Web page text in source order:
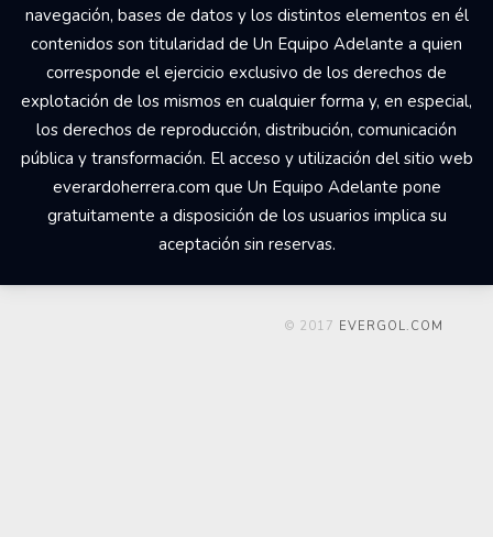
navegación, bases de datos y los distintos elementos en él
contenidos son titularidad de Un Equipo Adelante a quien
corresponde el ejercicio exclusivo de los derechos de
explotación de los mismos en cualquier forma y, en especial,
los derechos de reproducción, distribución, comunicación
pública y transformación. El acceso y utilización del sitio web
everardoherrera.com que Un Equipo Adelante pone
gratuitamente a disposición de los usuarios implica su
aceptación sin reservas.
© 2017 EVERGOL.COM